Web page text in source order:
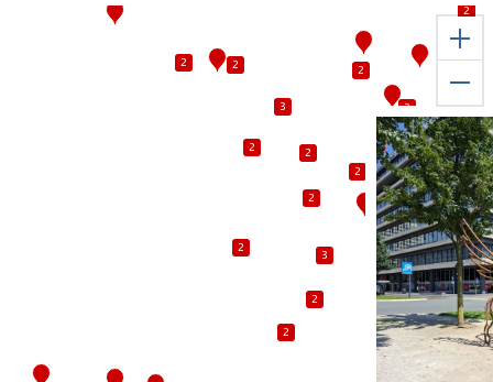
3 3
2
2
2
2
2 2
2
2
2
2
3
3
2
2
2